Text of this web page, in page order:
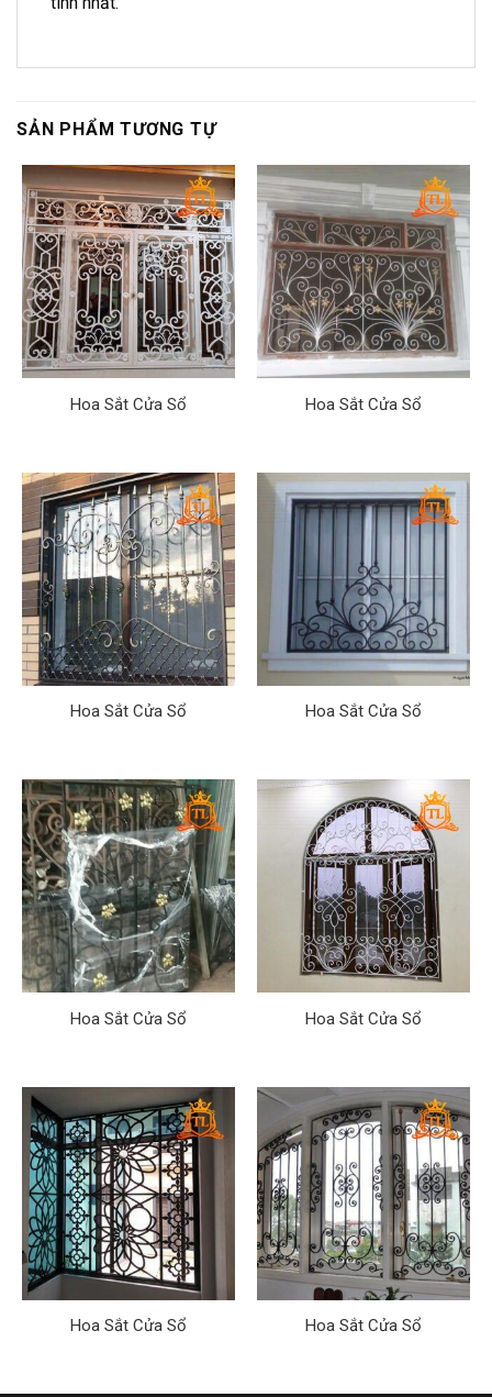
SẢN PHẨM TƯƠNG TỰ
Hoa Sắt Cửa Sổ Hoa Sắt Cửa Sổ
Hoa Sắt Cửa Sổ Hoa Sắt Cửa Sổ
Hoa Sắt Cửa Sổ Hoa Sắt Cửa Sổ
Hoa Sắt Cửa Sổ Hoa Sắt Cửa Sổ